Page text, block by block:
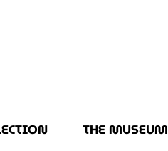
THE MUSEUM